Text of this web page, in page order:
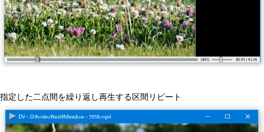
指定した二点間を繰り返し再生する区間リピート